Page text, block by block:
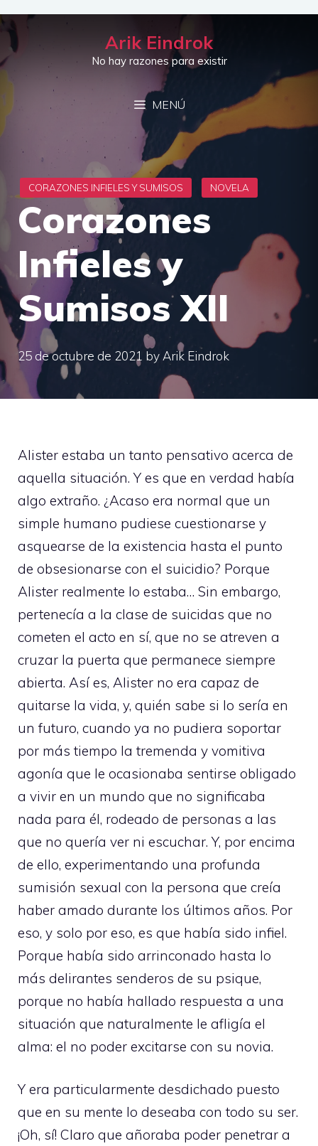
Saltar
al
contenido
Arik Eindrok
No hay razones para existir
MENÚ
Corazones
Infieles y
Sumisos XII
25 de octubre de 2021 by Arik Eindrok
Alister estaba un tanto pensativo acerca de
aquella situación. Y es que en verdad había
algo extraño. ¿Acaso era normal que un
simple humano pudiese cuestionarse y
asquearse de la existencia hasta el punto
de obsesionarse con el suicidio? Porque
Alister realmente lo estaba… Sin embargo,
pertenecía a la clase de suicidas que no
cometen el acto en sí, que no se atreven a
cruzar la puerta que permanece siempre
abierta. Así es, Alister no era capaz de
quitarse la vida, y, quién sabe si lo sería en
un futuro, cuando ya no pudiera soportar
por más tiempo la tremenda y vomitiva
agonía que le ocasionaba sentirse obligado
a vivir en un mundo que no significaba
nada para él, rodeado de personas a las
que no quería ver ni escuchar. Y, por encima
de ello, experimentando una profunda
sumisión sexual con la persona que creía
haber amado durante los últimos años. Por
eso, y solo por eso, es que había sido infiel.
Porque había sido arrinconado hasta lo
más delirantes senderos de su psique,
porque no había hallado respuesta a una
situación que naturalmente le afligía el
alma: el no poder excitarse con su novia.
Y era particularmente desdichado puesto
que en su mente lo deseaba con todo su ser.
¡Oh, sí! Claro que añoraba poder penetrar a